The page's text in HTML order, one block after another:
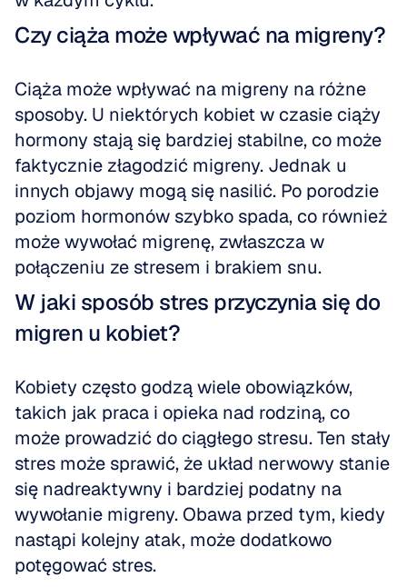
Czy ciąża może wpływać na migreny?
Ciąża może wpływać na migreny na różne
sposoby. U niektórych kobiet w czasie ciąży
hormony stają się bardziej stabilne, co może
faktycznie złagodzić migreny. Jednak u
innych objawy mogą się nasilić. Po porodzie
poziom hormonów szybko spada, co również
może wywołać migrenę, zwłaszcza w
połączeniu ze stresem i brakiem snu.
W jaki sposób stres przyczynia się do
migren u kobiet?
Kobiety często godzą wiele obowiązków,
takich jak praca i opieka nad rodziną, co
może prowadzić do ciągłego stresu. Ten stały
stres może sprawić, że układ nerwowy stanie
się nadreaktywny i bardziej podatny na
wywołanie migreny. Obawa przed tym, kiedy
nastąpi kolejny atak, może dodatkowo
potęgować stres.